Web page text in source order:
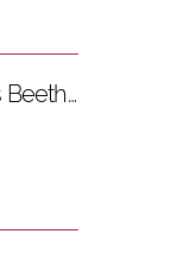
Candlelight: Mozart vs Beethoven